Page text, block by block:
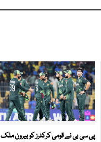
پی سی بی نے قومی کرکٹرز کو بیرون ملک